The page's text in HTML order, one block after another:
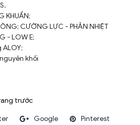
KHUẨN;
CƯỜNG LỰC - PHẢN NHIỆT
- LOW E;
khối
Google Pinterest